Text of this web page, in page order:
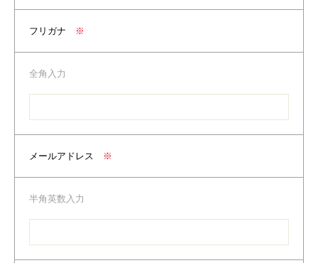
フリガナ ※
全角入力
メールアドレス ※
半角英数入力